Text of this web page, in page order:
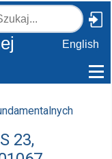
English
23,